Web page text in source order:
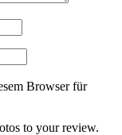
Browser für
to your review.